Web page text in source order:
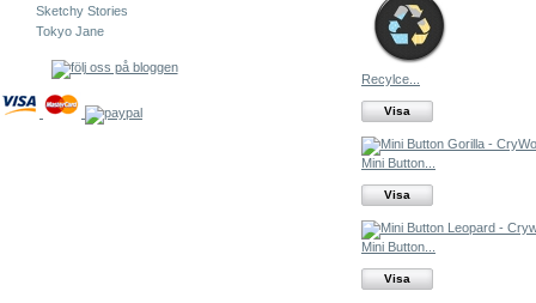
Sketchy Stories
Tokyo Jane
Recylce...
Visa
Mini Button...
Visa
Mini Button...
Visa